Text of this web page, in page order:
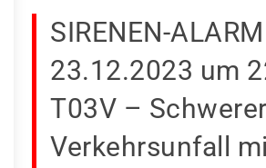
SIRENEN-
23.12.2023 um
T03V – Schwerer
Verkehrsunfall